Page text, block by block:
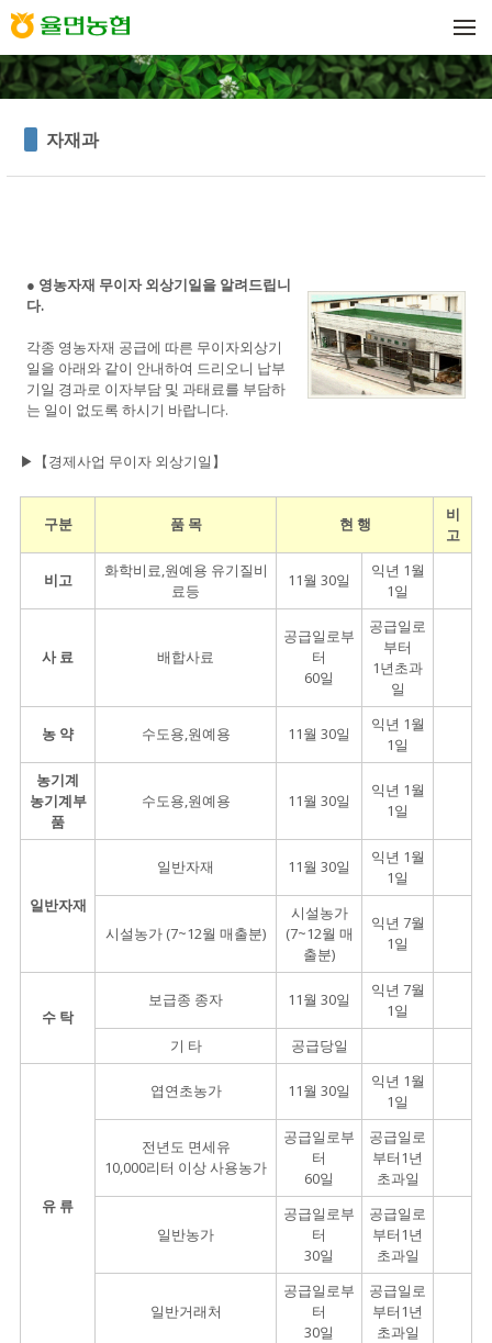
자재과
● 영농자재 무이자 외상기일을 알려드립니
다.
각종 영농자재 공급에 따른 무이자외상기
일을 아래와 같이 안내하여 드리오니 납부
기일 경과로 이자부담 및 과태료를 부담하
는 일이 없도록 하시기 바랍니다.
▶【경제사업 무이자 외상기일】
구분 품 목 현 행
비
고
비고
화학비료,원예용 유기질비
료등
11월 30일
익년 1월
1일
사 료 배합사료
공급일로부
터
60일
공급일로
부터
1년초과
일
농 약 수도용,원예용 11월 30일
익년 1월
1일
농기계
농기계부
품
수도용,원예용 11월 30일
익년 1월
1일
일반자재
일반자재 11월 30일
익년 1월
1일
시설농가 (7~12월 매출분)
시설농가
(7~12월 매
출분)
익년 7월
1일
수 탁
보급종 종자 11월 30일
익년 7월
1일
기 타
공급당일
유 류
엽연초농가 11월 30일
익년 1월
1일
전년도 면세유
10,000리터 이상 사용농가
공급일로부
터
60일
공급일로
부터1년
초과일
일반농가
공급일로부
터
30일
공급일로
부터1년
초과일
일반거래처
공급일로부
터
30일
공급일로
부터1년
초과일